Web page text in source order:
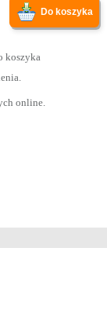
Do koszyka
koszyka
online.